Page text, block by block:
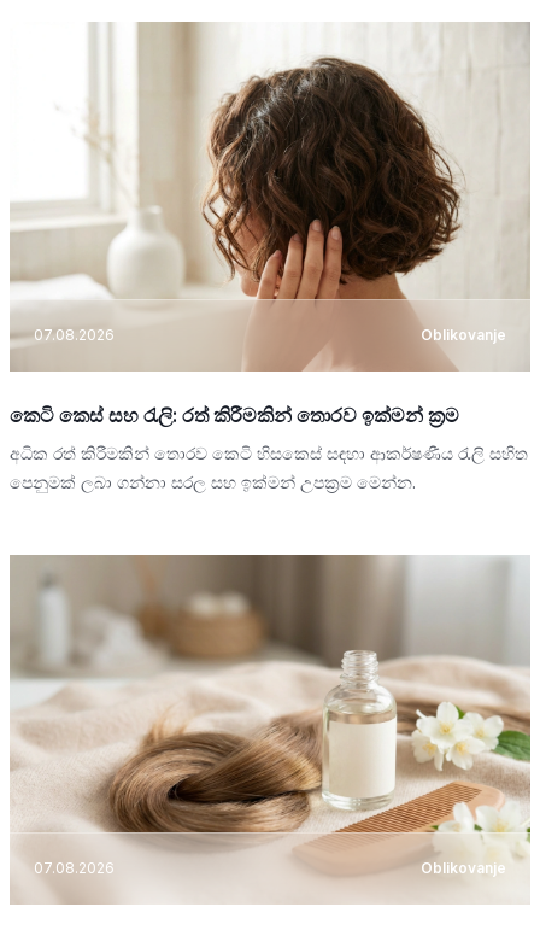
07.08.2026 Oblikovanje
කෙටි කෙස් සහ රැලි: රත් කිරීමකින් තොරව ඉක්මන් ක්‍රම
අධික රත් කිරීමකින් තොරව කෙටි හිසකෙස් සඳහා ආකර්ෂණීය රැලි සහිත
පෙනුමක් ලබා ගන්නා සරල සහ ඉක්මන් උපක්‍රම මෙන්න.
07.08.2026 Oblikovanje